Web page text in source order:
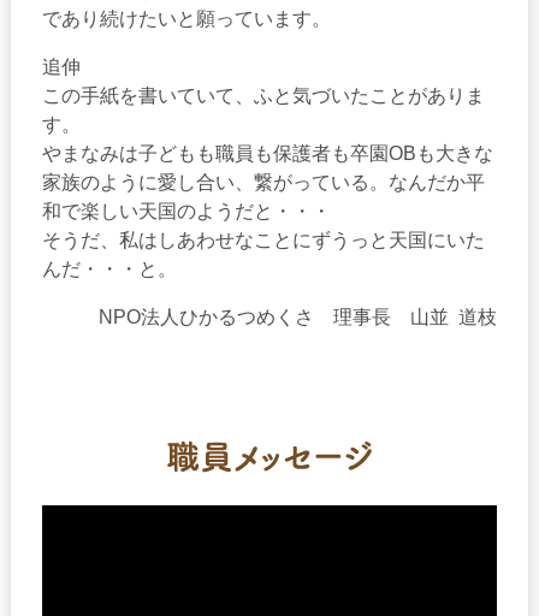
であり続けたいと願っています。
追伸
この手紙を書いていて、ふと気づいたことがありま
す。
やまなみは子どもも職員も保護者も卒園OBも大きな
家族のように愛し合い、繋がっている。なんだか平
和で楽しい天国のようだと・・・
そうだ、私はしあわせなことにずうっと天国にいた
んだ・・・と。
NPO法人ひかるつめくさ 理事長 山並 道枝